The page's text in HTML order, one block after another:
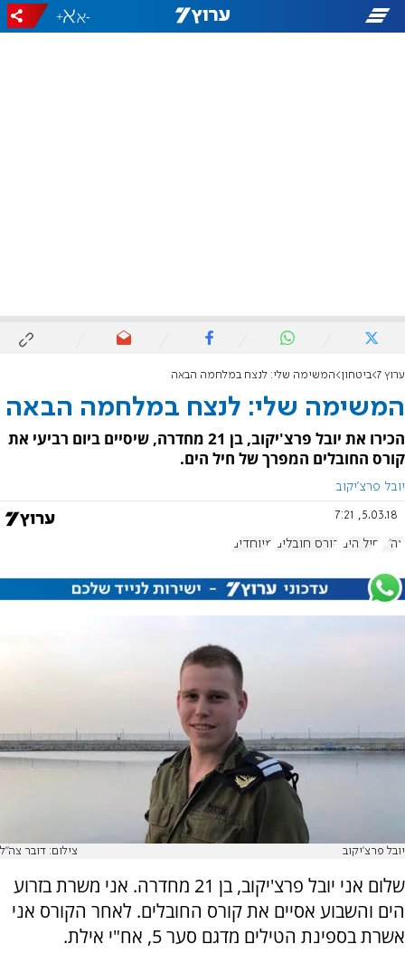
-
+
ערוץ 7 ביטחון המשימה שלי: לנצח במלחמה הבאה
המשימה שלי: לנצח במלחמה הבאה
הכירו את יובל פרצ'יקוב, בן 21 מחדרה, שיסיים ביום רביעי את
קורס החובלים המפרך של חיל הים.
יובל פרצ'יקוב
5.03.18, 7:21
צה"ל חיל הים קורס חובלים מיוחדים
יובל פרצ'יקוב צילום: דובר צה"ל
שלום אני יובל פרצ'יקוב, בן 21 מחדרה. אני משרת בזרוע
הים והשבוע אסיים את קורס החובלים. לאחר הקורס אני
אשרת בספינת הטילים מדגם סער 5, אח"י אילת.